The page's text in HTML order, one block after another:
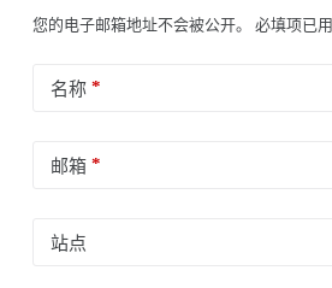
您的电子邮箱地址不会被公开。 必填项已用
名称*
邮箱*
站点